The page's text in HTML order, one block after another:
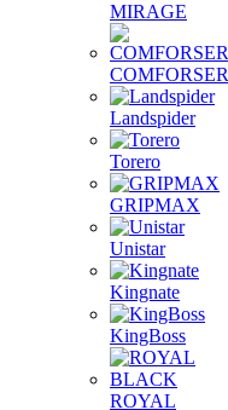
MIRAGE
COMFORSER
Landspider
Torero
GRIPMAX
Unistar
Kingnate
KingBoss
ROYAL